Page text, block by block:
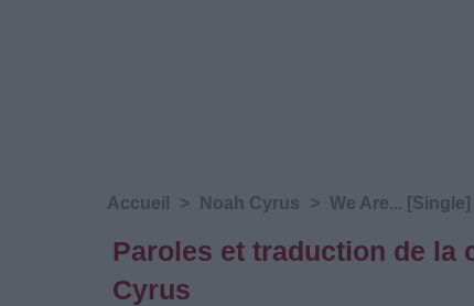
Accueil > Noah Cyrus > We Are... [Single]
Paroles et traduction de la
Cyrus